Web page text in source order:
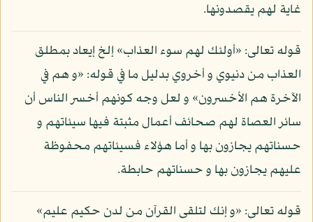
غاية لهم يقصدونها.
قوله تعالى: «أولئك لهم سوء العذاب» إلخ إيعاد بمطلق
العذاب من دنيوي و أخروي بدليل ما في قوله: «و هم في
الآخرة هم الأخسرون» و لعل وجه كونهم أخسر الناس أن
سائر العصاة لهم صحائف أعمال مثبتة فيها سيئاتهم و
حسناتهم يجازون بها و أما هؤلاء فسيئاتهم محفوظة
عليهم يجازون بها و حسناتهم حابطة.
قوله تعالى: «و إنك لتلقى القرآن من لدن حكيم عليم»